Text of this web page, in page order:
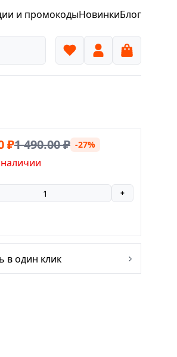
и промокодыНовинкиБлог
₽1 490.00₽ -27%
+
в один клик